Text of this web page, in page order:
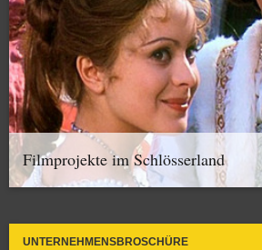
Filmprojekte im Schlösserland
UNTERNEHMENSBROSCHÜRE